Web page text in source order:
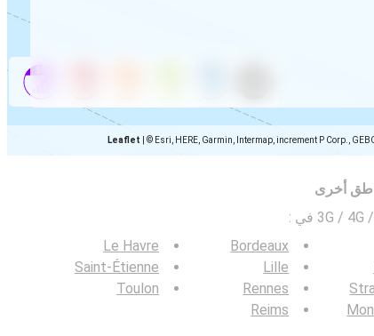
Leaflet © Esri, HERE, Garmin, Intermap, increment P Corp.,
أخرى
:
Bordeaux
Lille
Rennes
Reims
Le Havre
Saint-Étienne
Toulon